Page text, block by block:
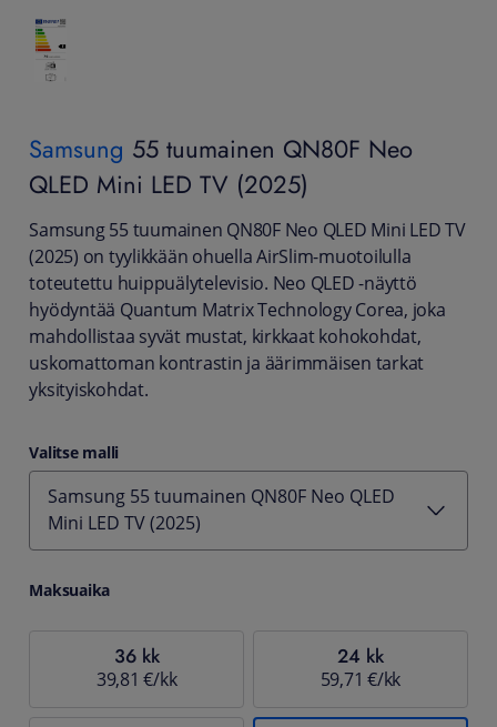
Samsung 55 tuumainen QN80F Neo
QLED Mini LED TV (2025)
Samsung 55 tuumainen QN80F Neo QLED Mini LED TV
(2025) on tyylikkään ohuella AirSlim-muotoilulla
toteutettu huippuälytelevisio. Neo QLED -näyttö
hyödyntää Quantum Matrix Technology Corea, joka
mahdollistaa syvät mustat, kirkkaat kohokohdat,
uskomattoman kontrastin ja äärimmäisen tarkat
yksityiskohdat.
Valitse malli
Samsung 55 tuumainen QN80F Neo QLED
Mini LED TV (2025)
Maksuaika
36 kk
39,81 €/kk
24 kk
59,71 €/kk